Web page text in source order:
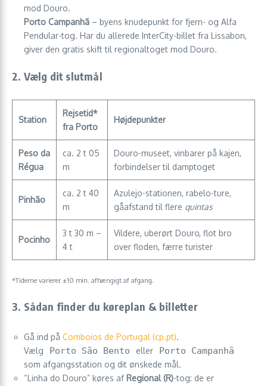
mod Douro.
Porto Campanhã – byens knudepunkt for fjern- og Alfa
Pendular-tog. Har du allerede InterCity-billet fra Lissabon,
giver den gratis skift til regionaltoget mod Douro.
2. Vælg dit slutmål
Station
Rejsetid*
fra Porto
Højdepunkter
Peso da
Régua
ca. 2 t 05
m
Douro-museet, vinbarer på kajen,
forbindelser til damptoget
Pinhão
ca. 2 t 40
m
Azulejo-stationen, rabelo-ture,
gåafstand til flere quintas
Pocinho
3 t 30 m –
4 t
Vildere, uberørt Douro, flot bro
over floden, færre turister
*Tiderne varierer ±10 min. afhængigt af afgang.
3. Sådan finder du køreplan & billetter
Gå ind på Comboios de Portugal (cp.pt).
Vælg
Porto São Bento eller Porto Campanhã
som afgangs­station og dit ønskede mål.
“Linha do Douro” køres af Regional (R)-tog: de er